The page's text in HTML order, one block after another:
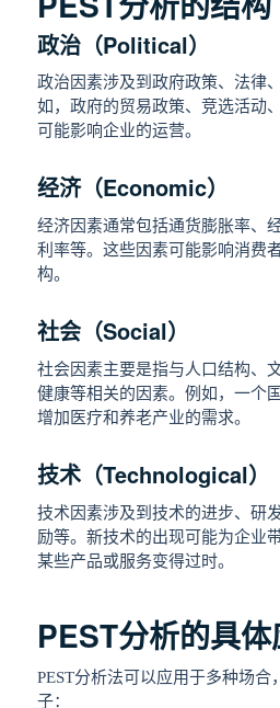
政治（Political）
政治因素涉及到政府政策、法律
如，政府的贸易政策、竞选活动
可能影响企业的运营。
经济（Economic）
经济因素通常包括通货膨胀率、
利率等。这些因素可能影响消费
构。
社会（Social）
社会因素主要是指与人口结构、
健康等相关的因素。例如，一个
增加医疗和养老产业的需求。
技术（Technological）
技术因素涉及到技术的进步、研
励等。新技术的出现可能为企业
某些产品或服务变得过时。
PEST分析的具
PEST分析法可以应用于多种场合
子：